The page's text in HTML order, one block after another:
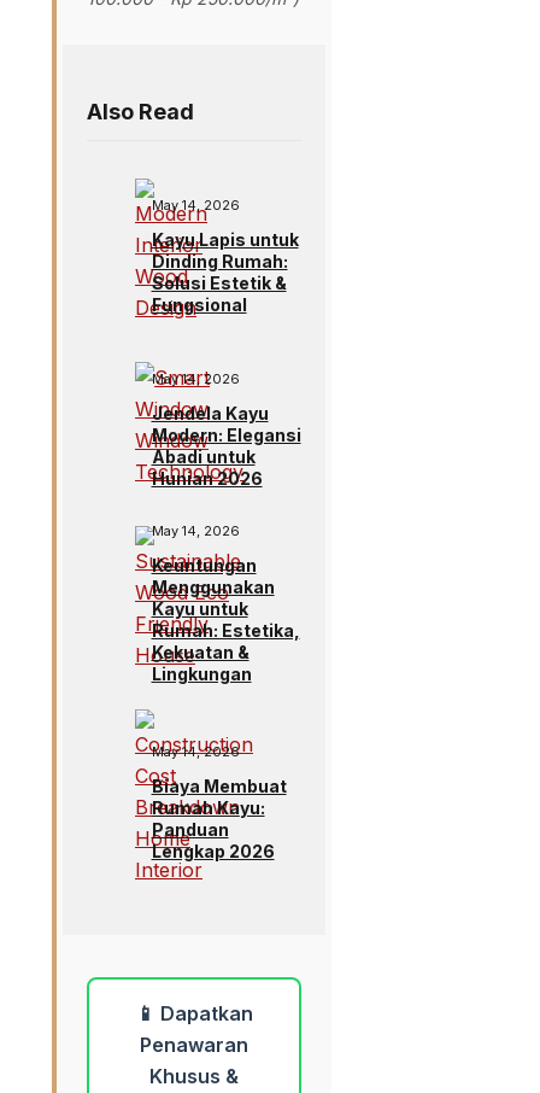
Also Read
May 14, 2026
Kayu Lapis untuk
Dinding Rumah:
Solusi Estetik &
Fungsional
May 14, 2026
Jendela Kayu
Modern: Elegansi
Abadi untuk
Hunian 2026
May 14, 2026
Keuntungan
Menggunakan
Kayu untuk
Rumah: Estetika,
Kekuatan &
Lingkungan
May 14, 2026
Biaya Membuat
Rumah Kayu:
Panduan
Lengkap 2026
📱 Dapatkan
Penawaran
Khusus &